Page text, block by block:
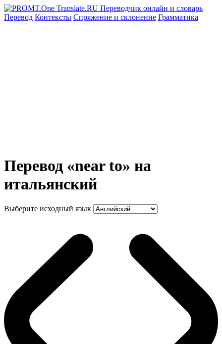
Перевод Контексты Спряжение и склонение Грамматика
Перевод «near to» на
итальянский
Выберите исходный язык